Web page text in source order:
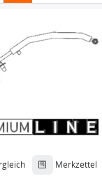
Merkzettel